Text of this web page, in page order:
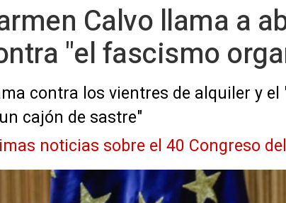
Calvo llama a
"el fascismo
contra los vientres de alquiler y
cajón de sastre"
noticias sobre el 40 Congreso